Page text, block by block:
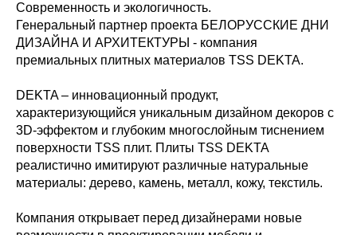
Современность и экологичность.
Генеральный партнер проекта БЕЛОРУССКИЕ ДНИ
ДИЗАЙНА И АРХИТЕКТУРЫ - компания
премиальных плитных материалов TSS DEKTA.
DEKTA – инновационный продукт,
характеризующийся уникальным дизайном декоров с
3D-эффектом и глубоким многослойным тиснением
поверхности TSS плит. Плиты TSS DEKTA
реалистично имитируют различные натуральные
материалы: дерево, камень, металл, кожу, текстиль.
Компания открывает перед дизайнерами новые